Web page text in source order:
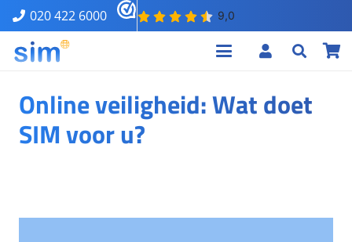
020 422 6000
Online veiligheid: Wat doet
SIM voor u?